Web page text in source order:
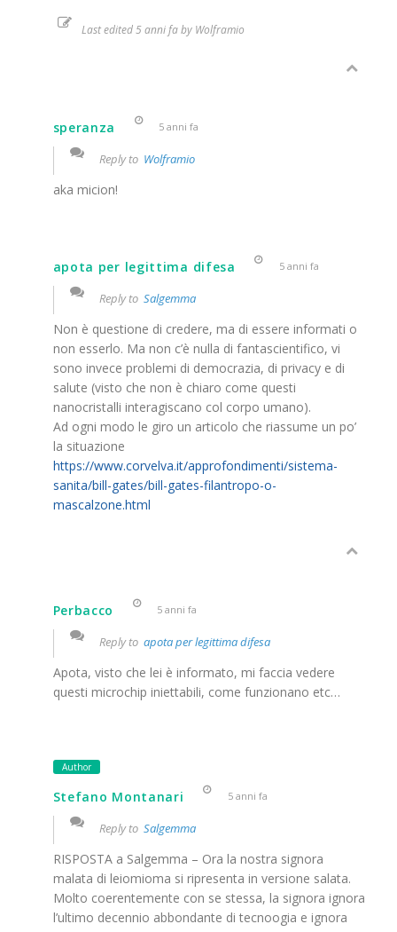
Last edited 5 anni fa by Wolframio
speranza 5 anni fa
Reply to Wolframio
aka micion!
apota per legittima difesa 5 anni fa
Reply to Salgemma
Non è questione di credere, ma di essere informati o
non esserlo. Ma non c’è nulla di fantascientifico, vi
sono invece problemi di democrazia, di privacy e di
salute (visto che non è chiaro come questi
nanocristalli interagiscano col corpo umano).
Ad ogni modo le giro un articolo che riassume un po’
la situazione
https://www.corvelva.it/approfondimenti/sistema-
sanita/bill-gates/bill-gates-filantropo-o-
mascalzone.html
Perbacco 5 anni fa
Reply to apota per legittima difesa
Apota, visto che lei è informato, mi faccia vedere
questi microchip iniettabili, come funzionano etc…
Author
Stefano Montanari 5 anni fa
Reply to Salgemma
RISPOSTA a Salgemma – Ora la nostra signora
malata di leiomioma si ripresenta in versione salata.
Molto coerentemente con se stessa, la signora ignora
l’ultimo decennio abbondante di tecnoogia e ignora